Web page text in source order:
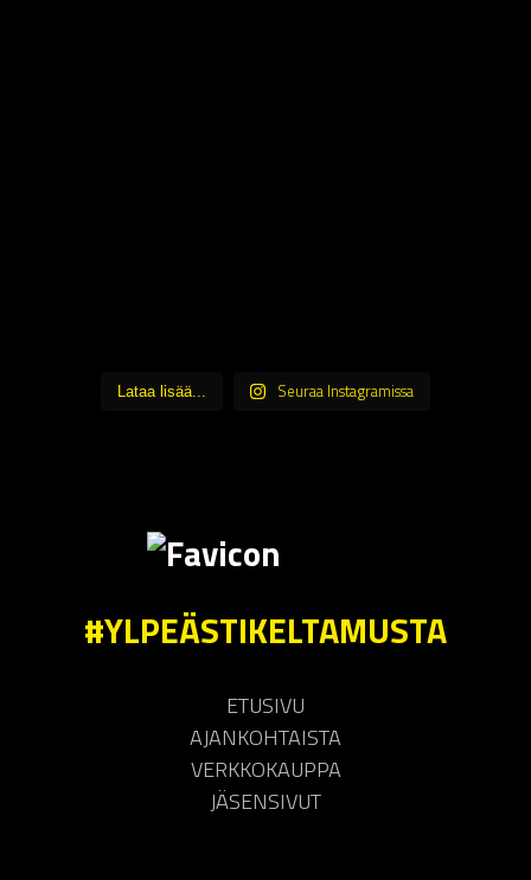
Lataa lisää... Seuraa Instagramissa
#YLPEÄSTIKELTAMUSTA
ETUSIVU
AJANKOHTAISTA
VERKKOKAUPPA
JÄSENSIVUT